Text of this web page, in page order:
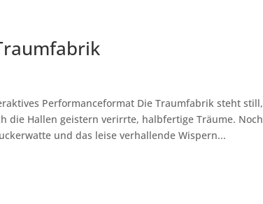
Performanceformat Die Traumfabrik steht still,
die Hallen geistern verirrte, halbfertige Träume. Noch
und das leise verhallende Wispern...